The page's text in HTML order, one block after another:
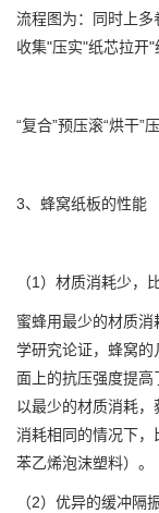
流程图为：同时上多
收集"压实"纸芯拉开
“复合”预压滚“烘干”
3、蜂窝纸板的性能
（1）材质消耗少，
蜜蜂用最少的材质
学研究论证，蜂窝
面上的抗压强度提
以最少的材质消耗
消耗相同的情况下，
苯乙烯泡沫塑料）。
（2）优异的缓冲隔